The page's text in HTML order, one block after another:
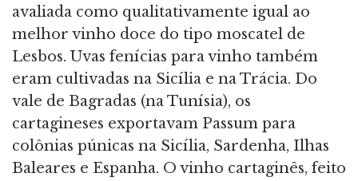
avaliada como qualitativamente igual ao
melhor vinho doce do tipo moscatel de
Lesbos. Uvas fenícias para vinho também
eram cultivadas na Sicília e na Trácia. Do
vale de Bagradas (na Tunísia), os
cartagineses exportavam Passum para
colônias púnicas na Sicília, Sardenha, Ilhas
Baleares e Espanha. O vinho cartaginês, feito